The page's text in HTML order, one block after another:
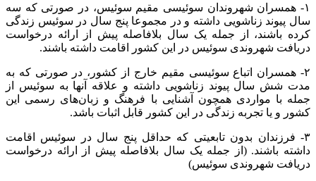
۱- همسران شهروندان سوئیسی مقیم سوئیس، در صورتی که سه
سال پیوند زناشویی داشته و در مجموعا پنج سال در سوئیس زندگی
کرده باشند، از جمله یک سال بلافاصله پیش از ارائه درخواست
دریافت شهروندی سوئیس در این کشور اقامت داشته باشند.
۲- همسران اتباع سوئیسی مقیم خارج از کشور، در صورتی که به
مدت شش سال پیوند زناشویی داشته و علاقه آنها به سوئیس از
جمله با مواردی همچون آشنایی با فرهنگ و زبان‌های رسمی این
کشور و یا تجربه زندگی در این کشور قابل اثبات باشد.
۳- فرزندان بدون تابعیتی که حداقل پنج سال در سوئیس اقامت
داشته‌ باشند. (از جمله یک سال بلافاصله پیش از ارائه درخواست
دریافت شهروندی سوئیس)